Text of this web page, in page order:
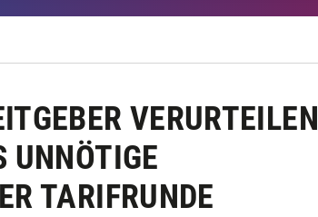
VERURTEILEN
UNNÖTIGE
TARIFRUNDE